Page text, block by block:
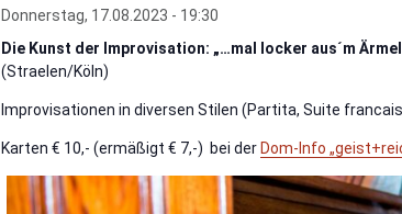
Donnerstag, 17.08.2023 - 19:30
Die Kunst der Improvisation: „…mal locker aus´m
(Straelen/Köln)
Improvisationen in diversen Stilen (Partita, Suite
Karten € 10,- (ermäßigt € 7,-) bei der Dom-Info